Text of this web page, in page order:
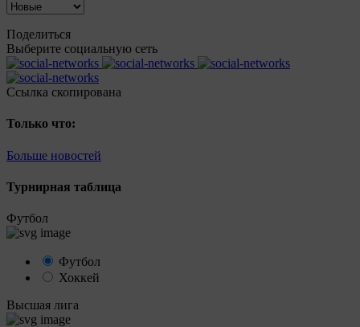
Поделиться
Выберите социальную сеть
Ccылка скопирована
Только что:
Больше новостей
Турнирная таблица
Футбол
Футбол
Хоккей
Высшая лига